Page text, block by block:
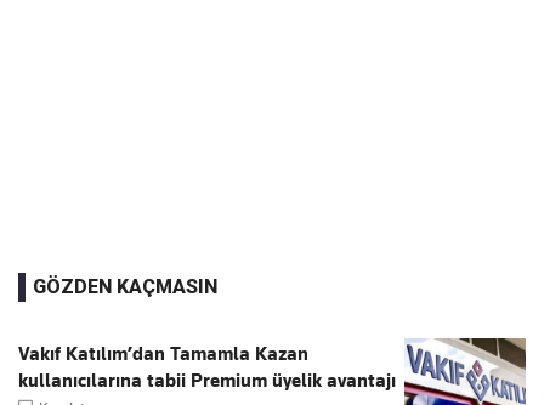
GÖZDEN KAÇMASIN
Vakıf Katılım’dan Tamamla Kazan
kullanıcılarına tabii Premium üyelik avantajı